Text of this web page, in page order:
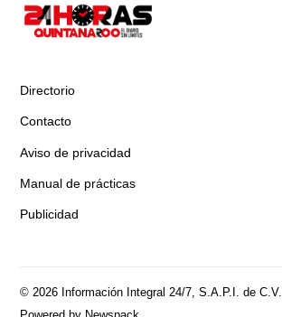
Directorio
Contacto
Aviso de privacidad
Manual de prácticas
Publicidad
© 2026 Información Integral 24/7, S.A.P.I. de C.V.